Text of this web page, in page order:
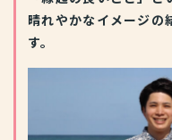
晴れやかなイメージの
す。